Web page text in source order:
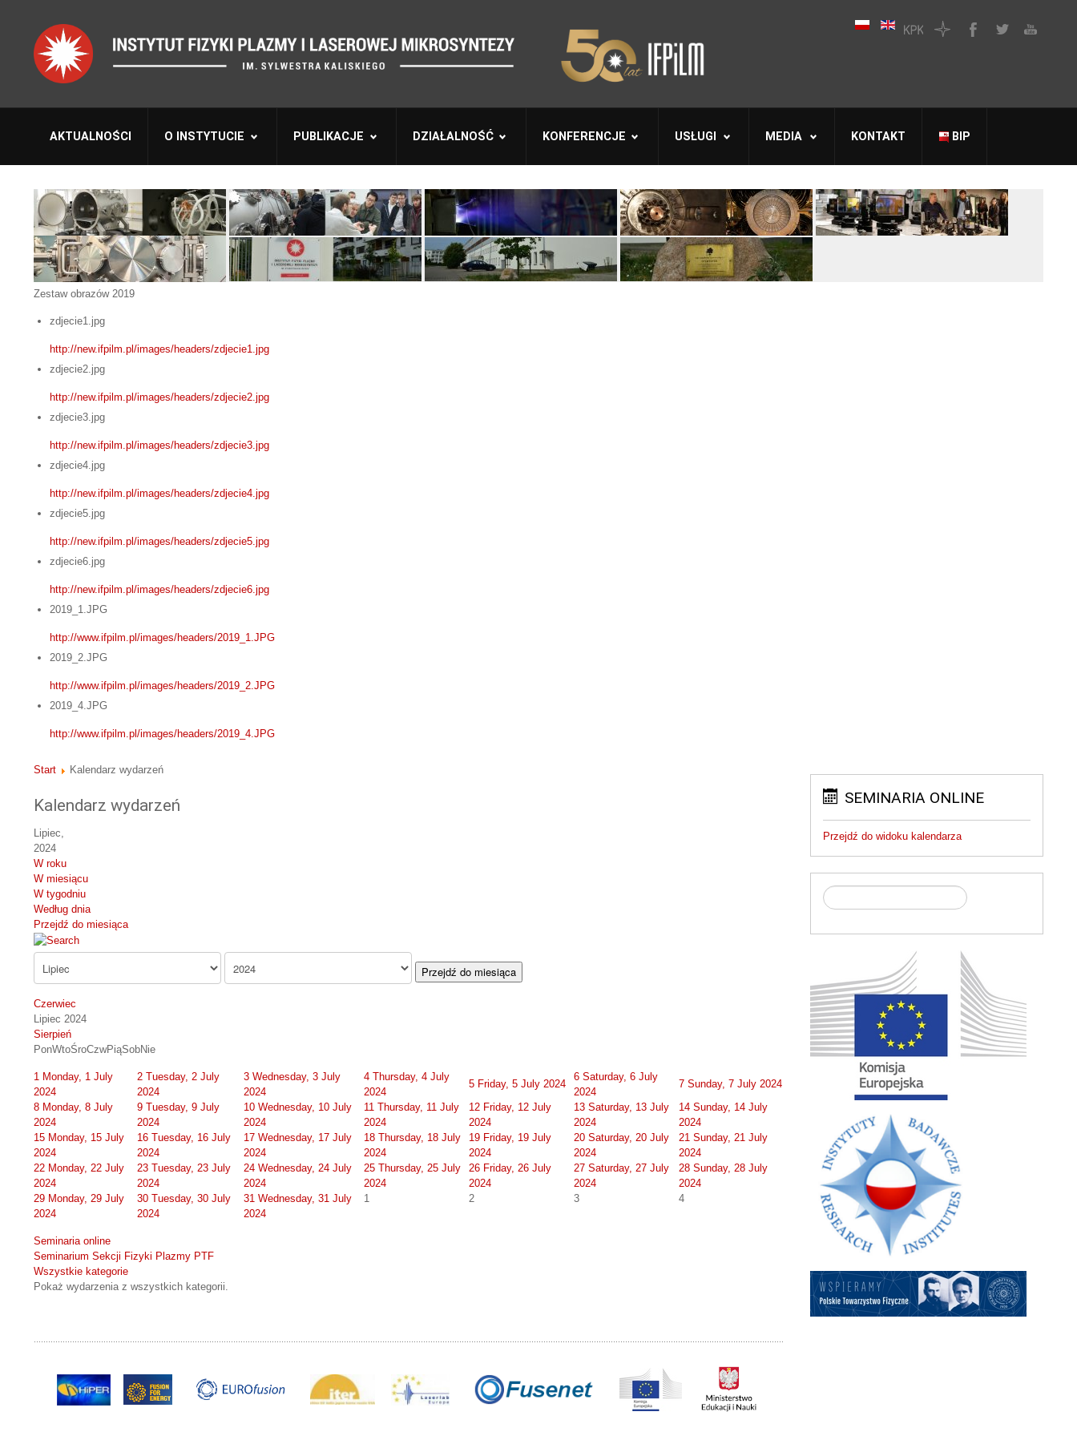
AKTUALNOŚCI O INSTYTUCIE PUBLIKACJE DZIAŁALNOŚĆ KONFERENCJE USŁUGI MEDIA KONTAKT BIP
Zestaw obrazów 2019
zdjecie1.jpg
http://new.ifpilm.pl/images/headers/zdjecie1.jpg
zdjecie2.jpg
http://new.ifpilm.pl/images/headers/zdjecie2.jpg
zdjecie3.jpg
http://new.ifpilm.pl/images/headers/zdjecie3.jpg
zdjecie4.jpg
http://new.ifpilm.pl/images/headers/zdjecie4.jpg
zdjecie5.jpg
http://new.ifpilm.pl/images/headers/zdjecie5.jpg
zdjecie6.jpg
http://new.ifpilm.pl/images/headers/zdjecie6.jpg
2019_1.JPG
http://www.ifpilm.pl/images/headers/2019_1.JPG
2019_2.JPG
http://www.ifpilm.pl/images/headers/2019_2.JPG
2019_4.JPG
http://www.ifpilm.pl/images/headers/2019_4.JPG
Start Kalendarz wydarzeń
Kalendarz wydarzeń
Lipiec,
2024
W roku
W miesiącu
W tygodniu
Według dnia
Przejdź do miesiąca
Przejdź do miesiąca
Czerwiec
Lipiec 2024
Sierpień
PonWtoŚroCzwPiąSobNie
1 Monday, 1 July
2024
2 Tuesday, 2 July
2024
3 Wednesday, 3 July
2024
4 Thursday, 4 July
2024
5 Friday, 5 July 2024
6 Saturday, 6 July
2024
7 Sunday, 7 July 2024
8 Monday, 8 July
2024
9 Tuesday, 9 July
2024
10 Wednesday, 10 July
2024
11 Thursday, 11 July
2024
12 Friday, 12 July
2024
13 Saturday, 13 July
2024
14 Sunday, 14 July
2024
15 Monday, 15 July
2024
16 Tuesday, 16 July
2024
17 Wednesday, 17 July
2024
18 Thursday, 18 July
2024
19 Friday, 19 July
2024
20 Saturday, 20 July
2024
21 Sunday, 21 July
2024
22 Monday, 22 July
2024
23 Tuesday, 23 July
2024
24 Wednesday, 24 July
2024
25 Thursday, 25 July
2024
26 Friday, 26 July
2024
27 Saturday, 27 July
2024
28 Sunday, 28 July
2024
29 Monday, 29 July
2024
30 Tuesday, 30 July
2024
31 Wednesday, 31 July
2024
1 2 3 4
Seminaria online
Seminarium Sekcji Fizyki Plazmy PTF
Wszystkie kategorie
Pokaż wydarzenia z wszystkich kategorii.
SEMINARIA ONLINE
Przejdź do widoku kalendarza